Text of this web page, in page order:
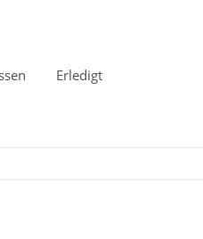
Erledigt